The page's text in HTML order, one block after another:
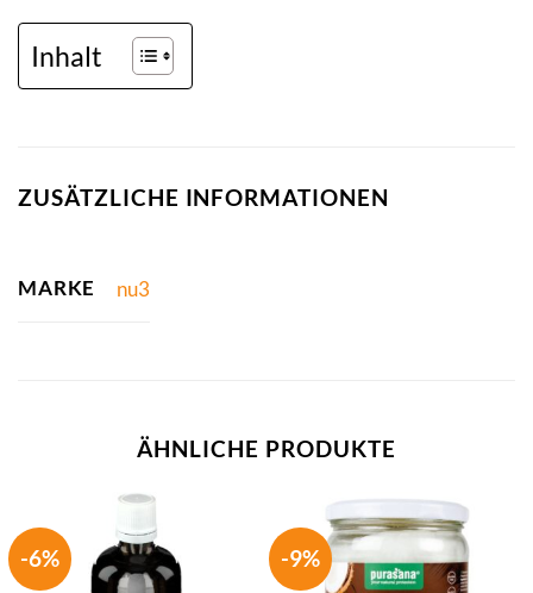
Inhalt
ZUSÄTZLICHE INFORMATIONEN
MARKE nu3
ÄHNLICHE PRODUKTE
-6% -9%